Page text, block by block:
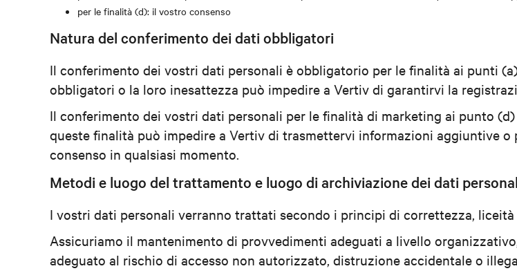
per le finalità (d): il vostro consenso
Natura del conferimento dei dati obbligatori
Il conferimento dei vostri dati personali è obbligatorio per le finalità ai punti
obbligatori o la loro inesattezza può impedire a Vertiv di garantirvi la
Il conferimento dei vostri dati personali per le finalità di marketing ai punto
queste finalità può impedire a Vertiv di trasmettervi informazioni aggiuntive
consenso in qualsiasi momento.
Metodi e luogo del trattamento e luogo di archiviazione dei dati
I vostri dati personali verranno trattati secondo i principi di correttezza, liceità
Assicuriamo il mantenimento di provvedimenti adeguati a livello
adeguato al rischio di accesso non autorizzato, distruzione accidentale o